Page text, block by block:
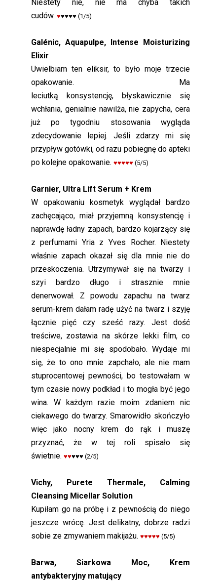
Niestety nie, nie ma chyba takich
cudów. ♥♥♥♥♥ (1/5)
Galénic, Aquapulpe, Intense Moisturizing
Elixir
Uwielbiam ten eliksir, to było moje trzecie
opakowanie. Ma
leciutką konsystencję, błyskawicznie się
wchłania, genialnie nawilża, nie zapycha, cera
już po tygodniu stosowania wygląda
zdecydowanie lepiej. Jeśli zdarzy mi się
przypływ gotówki, od razu pobiegnę do apteki
po kolejne opakowanie. ♥♥♥♥♥ (5/5)
Garnier, Ultra Lift Serum + Krem
W opakowaniu kosmetyk wyglądał bardzo
zachęcająco, miał przyjemną konsystencję i
naprawdę ładny zapach, bardzo kojarzący się
z perfumami Yria z Yves Rocher. Niestety
właśnie zapach okazał się dla mnie nie do
przeskoczenia. Utrzymywał się na twarzy i
szyi bardzo długo i strasznie mnie
denerwował. Z powodu zapachu na twarz
serum-krem dałam radę użyć na twarz i szyję
łącznie pięć czy sześć razy. Jest dość
treściwe, zostawia na skórze lekki film, co
niespecjalnie mi się spodobało. Wydaje mi
się, że to ono mnie zapchało, ale nie mam
stuprocentowej pewności, bo testowałam w
tym czasie nowy podkład i to mogła być jego
wina. W każdym razie moim zdaniem nic
ciekawego do twarzy. Smarowidło skończyło
więc jako nocny krem do rąk i muszę
przyznać, że w tej roli spisało się
świetnie. ♥♥♥♥♥ (2/5)
Vichy, Purete Thermale, Calming
Cleansing Micellar Solution
Kupiłam go na próbę i z pewnością do niego
jeszcze wrócę. Jest delikatny, dobrze radzi
sobie ze zmywaniem makijażu. ♥♥♥♥♥ (5/5)
Barwa, Siarkowa Moc, Krem
antybakteryjny matujący